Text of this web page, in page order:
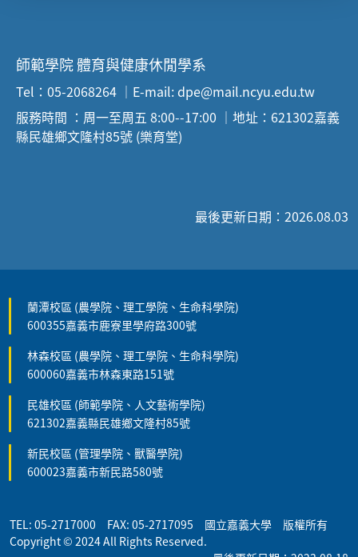
師範學院 體育與健康休閒學系
Tel：05-2068264 ｜E-mail: dpe@mail.ncyu.edu.tw
服務時間 ：周一至周五 8:00--17:00 ｜地址：621302嘉義
縣民雄鄉文隆村85號 (樂育堂)
最後更新日期：2026.08.03
蘭潭校區 (農學院、理工學院、生命科學院)
600355嘉義市鹿寮里學府路300號
林森校區 (農學院、理工學院、生命科學院)
600060嘉義市林森東路151號
民雄校區 (師範學院、人文藝術學院)
621302嘉義縣民雄鄉文隆村85號
新民校區 (管理學院、獸醫學院)
600023嘉義市新民路580號
TEL: 05-2717000 FAX: 05-2717095 國立嘉義大學 版權所有
Copyright © 2024 All Rights Reserved.